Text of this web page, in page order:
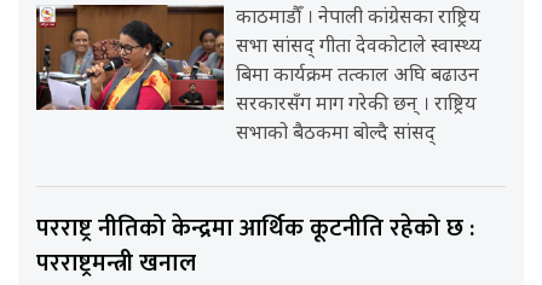
काठमाडौँ । नेपाली कांग्रेसका राष्ट्रिय
सभा सांसद् गीता देवकोटाले स्वास्थ्य
बिमा कार्यक्रम तत्काल अघि बढाउन
सरकारसँग माग गरेकी छन् । राष्ट्रिय
सभाको बैठकमा बोल्दै सांसद्
परराष्ट्र नीतिको केन्द्रमा आर्थिक कूटनीति रहेको छ :
परराष्ट्रमन्त्री खनाल